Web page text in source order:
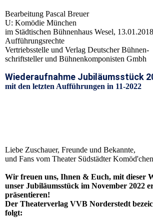
Bearbeitung Pascal Breuer
U: Komödie München
im Städtischen Bühnenhaus Wesel, 13.01.2018
Aufführungsrechte
Vertriebsstelle und Verlag Deutscher Bühnen-
schriftsteller und Bühnenkomponisten Gmbh
Wiederaufnahme Jubiläumsstück
mit den letzten Aufführungen in 11-2022
Liebe Zuschauer, Freunde und Bekannte,
und Fans vom Theater Südstädter
Wir freuen uns, Ihnen & Euch, mit dieser
unser Jubiläumsstück im November 2022
präsentieren!
Der Theaterverlag VVB Norderstedt
folgt: